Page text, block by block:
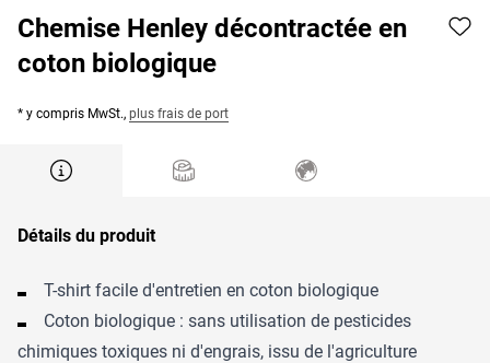
Chemise Henley décontractée en
coton biologique
* y compris MwSt., plus frais de port
Détails du produit
T-shirt facile d'entretien en coton biologique
Coton biologique : sans utilisation de pesticides
chimiques toxiques ni d'engrais, issu de l'agriculture